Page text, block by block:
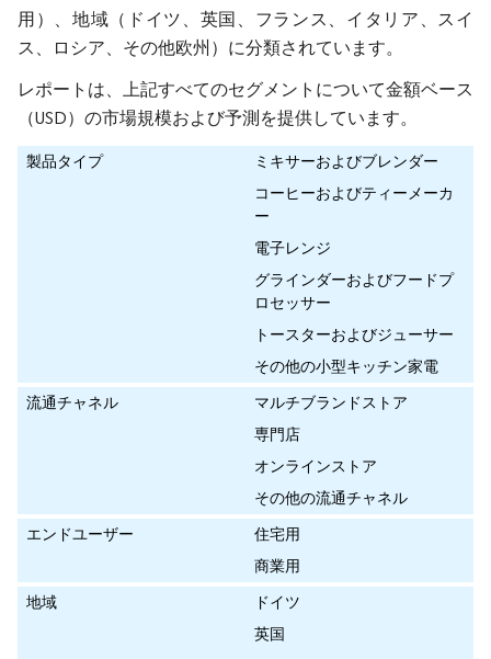
用）、地域（ドイツ、英国、フランス、イタリア、スイ
ス、ロシア、その他欧州）に分類されています。
レポートは、上記すべてのセグメントについて金額ベース
（USD）の市場規模および予測を提供しています。
製品タイプ
ミキサーおよびブレンダー
コーヒーおよびティーメーカ
ー
電子レンジ
グラインダーおよびフードプ
ロセッサー
トースターおよびジューサー
その他の小型キッチン家電
流通チャネル
マルチブランドストア
専門店
オンラインストア
その他の流通チャネル
エンドユーザー
住宅用
商業用
地域
ドイツ
英国